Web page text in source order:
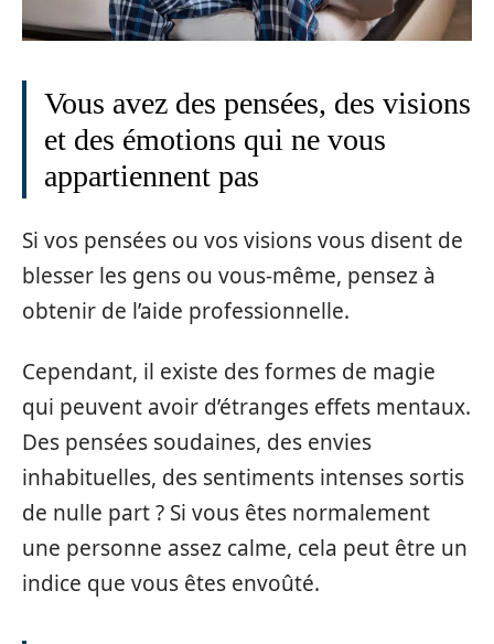
Vous avez des pensées, des visions
et des émotions qui ne vous
appartiennent pas
Si vos pensées ou vos visions vous disent de
blesser les gens ou vous-même, pensez à
obtenir de l’aide professionnelle.
Cependant, il existe des formes de magie
qui peuvent avoir d’étranges effets mentaux.
Des pensées soudaines, des envies
inhabituelles, des sentiments intenses sortis
de nulle part ? Si vous êtes normalement
une personne assez calme, cela peut être un
indice que vous êtes envoûté.